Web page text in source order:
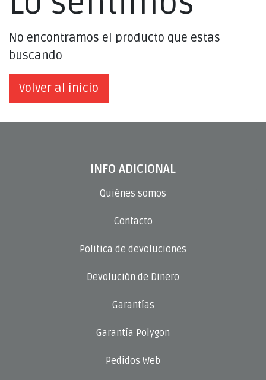
No encontramos el producto que estas
buscando
Volver al inicio
INFO ADICIONAL
Quiénes somos
Contacto
Politica de devoluciones
Devolución de Dinero
Garantías
Garantía Polygon
Pedidos Web